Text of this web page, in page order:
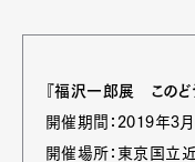
『福沢一郎展 このど
開催期間：2019年3月
開催場所：東京国立